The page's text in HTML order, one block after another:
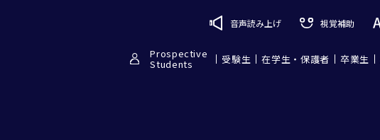
音声読み上げ 視覚補助
Prospective
Students 受験生 在学生・保護者 卒業生